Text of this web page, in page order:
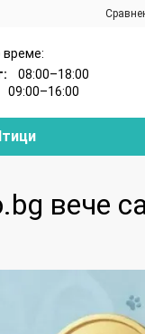
време:
08:00–18:00
09:00–16:00
вече